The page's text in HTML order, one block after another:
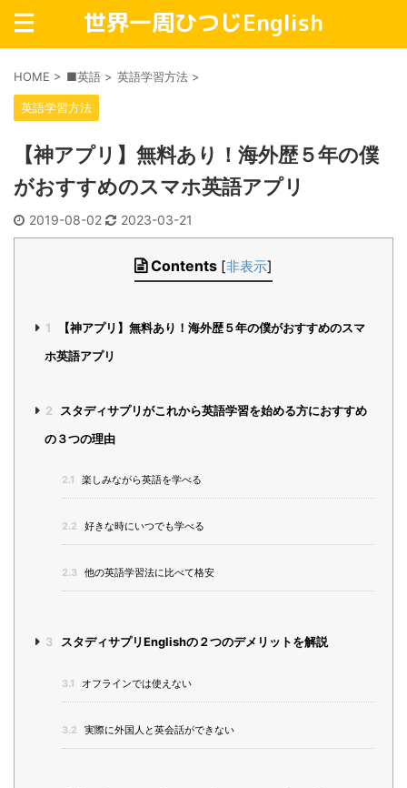
世界一周ひつじEnglish
HOME > ■英語 > 英語学習方法 >
英語学習方法
【神アプリ】無料あり！海外歴５年の僕
がおすすめのスマホ英語アプリ
2019-08-02 2023-03-21
Contents [非表示]
1
【神アプリ】無料あり！海外歴５年の僕がおすすめのスマ
ホ英語アプリ
2
スタディサプリがこれから英語学習を始める方におすすめ
の３つの理由
2.1 楽しみながら英語を学べる
2.2 好きな時にいつでも学べる
2.3 他の英語学習法に比べて格安
3 スタディサプリEnglishの２つのデメリットを解説
3.1 オフラインでは使えない
3.2 実際に外国人と英会話ができない